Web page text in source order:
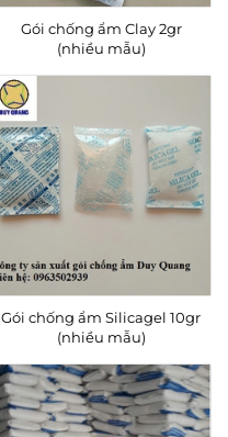
Gói chống ẩm Clay 2gr
(nhiều mẫu)
Gói chống ẩm Silicagel 10gr
(nhiều mẫu)